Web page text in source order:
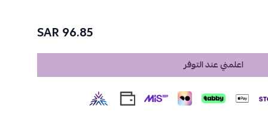
تموجات ضيقة وخصلات لولبية مثالية للشعر القصير والمتوسط.
الناعم، الكثيف، أو المجعد.
أطول.
مذهلة في وقت قصير.
دون تشابك.
96.85 SAR
اعلمني عند التوفر